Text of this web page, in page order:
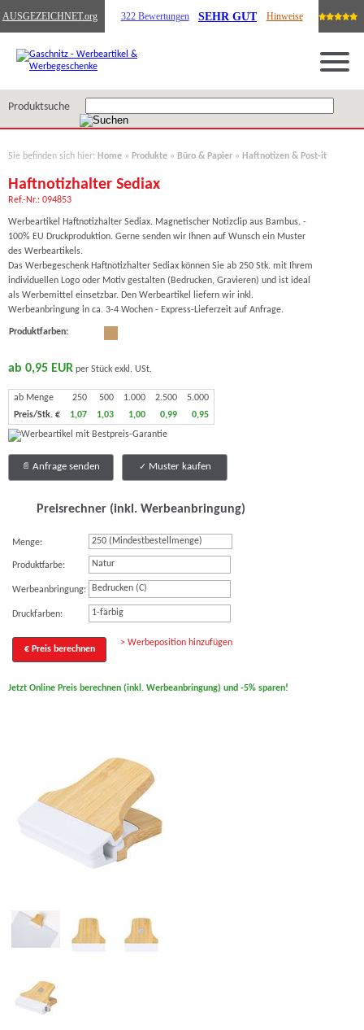
AUSGEZEICHNET.org 322 Bewertungen SEHR GUT Hinweise
Produktsuche
Sie befinden sich hier: Home » Produkte » Büro & Papier » Haftnotizen & Post-it
Haftnotizhalter Sediax
Ref.-Nr.: 094853
Werbeartikel Haftnotizhalter Sediax. Magnetischer Notizclip aus Bambus. -
100% EU Druckproduktion. Gerne senden wir Ihnen auf Wunsch ein Muster
des Werbeartikels.
Das Werbegeschenk Haftnotizhalter Sediax können Sie ab 250 Stk. mit Ihrem
individuellen Logo oder Motiv gestalten (Bedrucken, Gravieren) und ist ideal
als Werbemittel einsetzbar. Den Werbeartikel liefern wir inkl.
Werbeanbringung in ca. 3-4 Wochen - Express-Lieferzeit auf Anfrage.
Produktfarben:
ab 0,95 EUR per Stück exkl. USt.
ab Menge 250 500 1.000 2.500
5.000
Preis/Stk. €
1,07 1,03 1,00 0,99 0,95
Anfrage senden Muster kaufen
Preisrechner (inkl. Werbeanbringung)
Menge:
Produktfarbe: Natur
Werbeanbringung: Bedrucken (C)
Druckfarben: 1-färbig
€ Preis berechnen
> Werbeposition hinzufügen
Jetzt Online Preis berechnen (inkl. Werbeanbringung) und -5% sparen!